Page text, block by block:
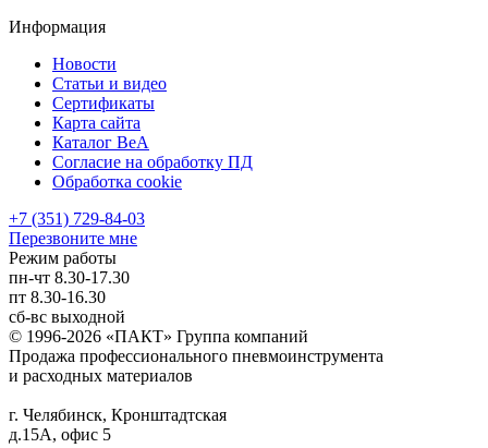
Информация
Новости
Статьи и видео
Сертификаты
Карта сайта
Каталог BeA
Согласие на обработку ПД
Обработка cookie
+7 (351) 729-84-03
Перезвоните мне
Режим работы
пн-чт 8.30-17.30
пт 8.30-16.30
сб-вс выходной
© 1996-2026 «ПАКТ» Группа компаний
Продажа профессионального пневмоинструмента
и расходных материалов
г. Челябинск, Кронштадтская
д.15А, офис 5